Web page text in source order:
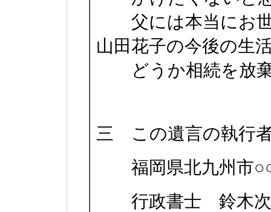
父には本当にお世
山田花子の今後の生
どうか相続を放棄
三 この遺言の執行
福岡県北九州市
行政書士 鈴木次